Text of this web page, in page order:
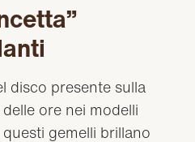
disco presente sulla
ore nei modelli
gemelli brillano